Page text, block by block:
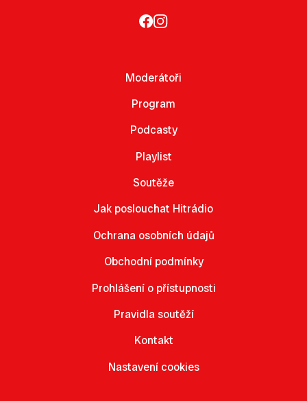
Moderátoři
Program
Podcasty
Playlist
Soutěže
Jak poslouchat Hitrádio
Ochrana osobních údajů
Obchodní podmínky
Prohlášení o přístupnosti
Pravidla soutěží
Kontakt
Nastavení cookies